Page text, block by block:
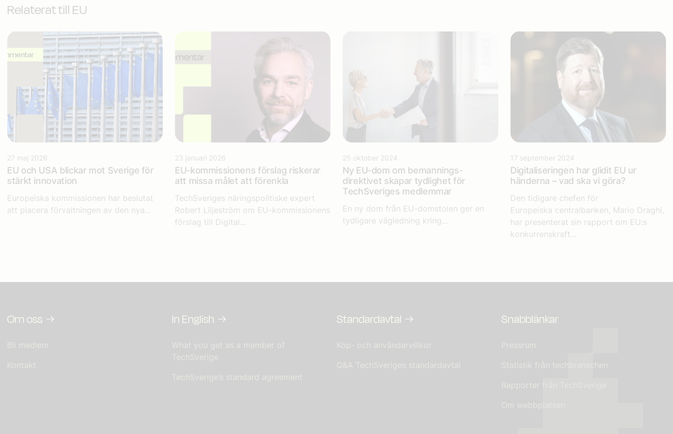
Relaterat till EU
27 maj 2026
EU och USA blickar mot Sverige för
stärkt innovation
Europeiska kommissionen har beslutat
att placera förvaltningen av den nya...
23 januari 2026
EU-kommissionens förslag riskerar
att missa målet att förenkla
TechSveriges näringspolitiske expert
Robert Liljeström om EU-kommissionens
förslag till Digital...
25 oktober 2024
Ny EU-dom om bemannings­
direktivet skapar tydlighet för
TechSveriges medlemmar
En ny dom från EU-domstolen ger en
tydligare vägledning kring...
17 september 2024
Digitaliseringen har glidit EU ur
händerna – vad ska vi göra?
Den tidigare chefen för
Europeiska centralbanken, Mario Draghi,
har presenterat sin rapport om EU:s
konkurrenskraft...
Om oss
Bli medlem
Kontakt
In English
What you get as a member of
TechSverige
TechSverige’s standard agreement
Standardavtal
Köp- och användarvillkor
Q&A TechSveriges standardavtal
Snabblänkar
Pressrum
Statistik från techbranschen
Rapporter från TechSverige
Om webbplatsen